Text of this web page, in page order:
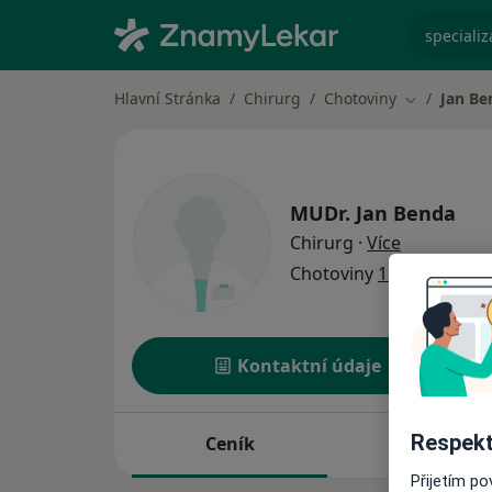
Hlavní Stránka Chirurg Chotoviny ZměnaJan
MUDr. Jan Benda
Chirurg · Víceo
Chotoviny 1 adresa
Kontaktní údaje
Ceník Adresy
Přijetím